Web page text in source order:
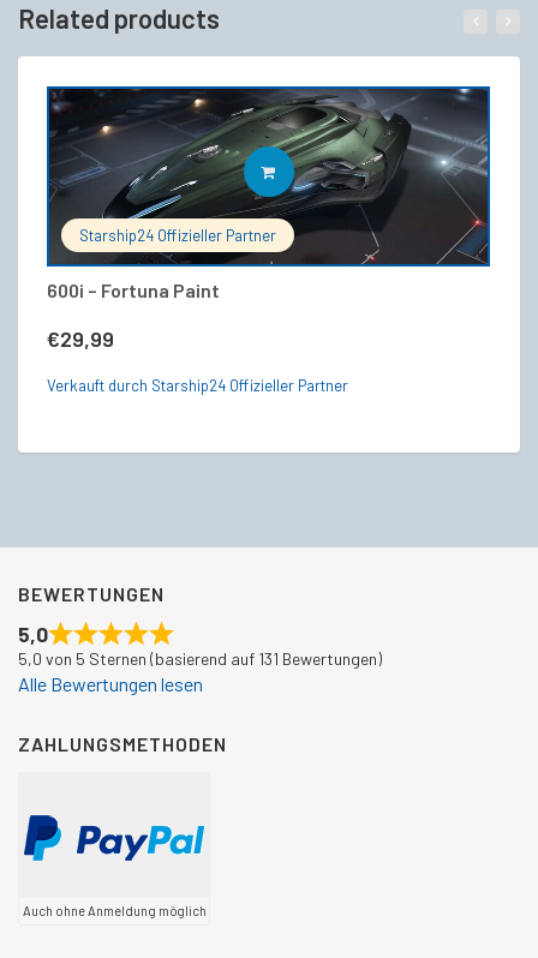
Related products
Starship24 Offizieller Partner
600i – Fortuna Paint
€29,99
IN DEN WARENKORB
Verkauft durch Starship24 Offizieller Partner
BEWERTUNGEN
5,0
5,0 von 5 Sternen (basierend auf 131 Bewertungen)
Alle Bewertungen lesen
ZAHLUNGSMETHODEN
Auch ohne Anmeldung möglich